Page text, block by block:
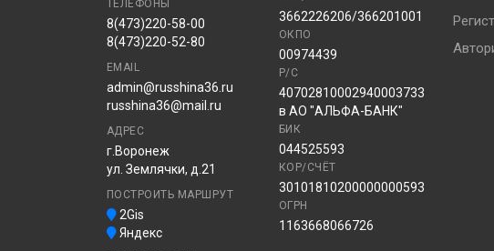
ТЕЛЕФОНЫ
8(473)220-58-00
8(473)220-52-80
EMAIL
admin@russhina36.ru
russhina36@mail.ru
АДРЕС
г.Воронеж
ул. Землячки, д.21
ПОСТРОИТЬ МАРШРУТ
2Gis
Яндекс
3662226206/366201001
ОКПО
00974439
Р/С
40702810002940003733
в АО "АЛЬФА-БАНК"
БИК
044525593
КОР/СЧЁТ
30101810200000000593
ОГРН
1163668066726